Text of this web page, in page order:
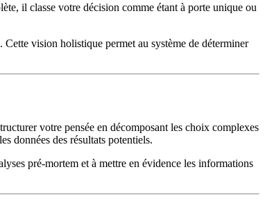
il classe votre décision comme étant à porte unique ou
vision holistique permet au système de déterminer
votre pensée en décomposant les choix complexes
données des résultats potentiels.
pré-mortem et à mettre en évidence les informations